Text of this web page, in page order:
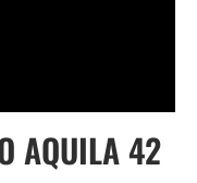
AQUILA 42